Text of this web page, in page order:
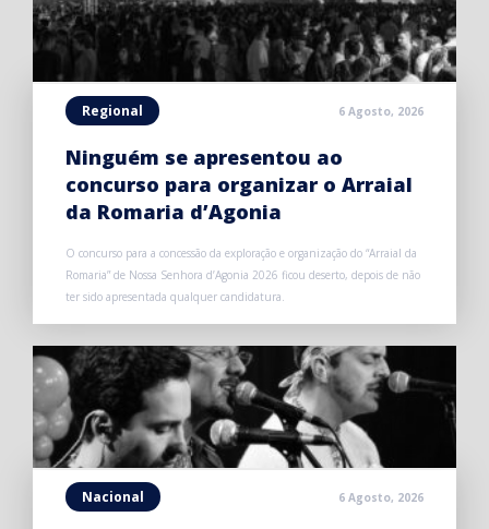
Regional 6 Agosto, 2026
Ninguém se apresentou ao
concurso para organizar o Arraial
da Romaria d’Agonia
O concurso para a concessão da exploração e organização do “Arraial da
Romaria” de Nossa Senhora d’Agonia 2026 ficou deserto, depois de não
ter sido apresentada qualquer candidatura.
Nacional 6 Agosto, 2026